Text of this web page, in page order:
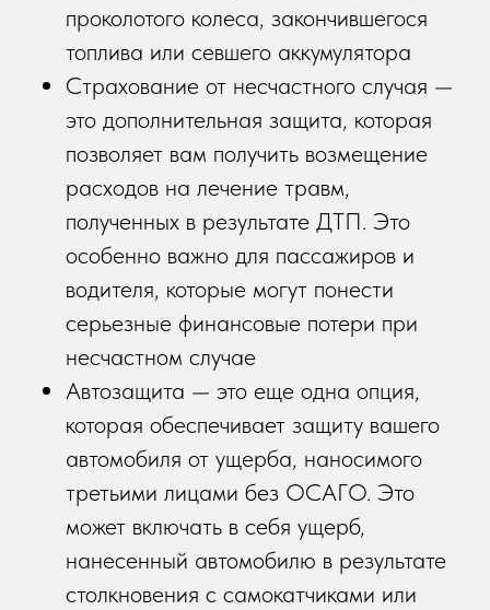
проколотого колеса, закончившегося
топлива или севшего аккумулятора
Страхование от несчастного случая —
это дополнительная защита, которая
позволяет вам получить возмещение
расходов на лечение травм,
полученных в результате ДТП. Это
особенно важно для пассажиров и
водителя, которые могут понести
серьезные финансовые потери при
несчастном случае
Автозащита — это еще одна опция,
которая обеспечивает защиту вашего
автомобиля от ущерба, наносимого
третьими лицами без ОСАГО. Это
может включать в себя ущерб,
нанесенный автомобилю в результате
столкновения с самокатчиками или